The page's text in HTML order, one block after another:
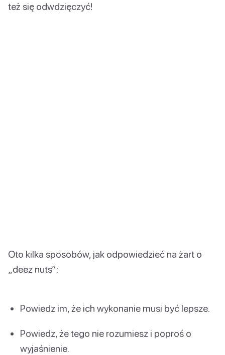
też się odwdzięczyć!
Oto kilka sposobów, jak odpowiedzieć na żart o
„deez nuts”:
Powiedz im, że ich wykonanie musi być lepsze.
Powiedz, że tego nie rozumiesz i poproś o
wyjaśnienie.